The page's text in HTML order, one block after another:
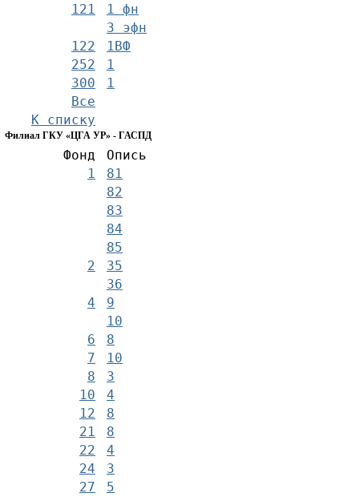
121
1 фн
3 эфн
122
1ВФ
252
1
300
1
Все
К списку
Филиал ГКУ «ЦГА УР» - ГАСПД
Фонд
Опись
1
81
82
83
84
85
2
35
36
4
9
10
6
8
7
10
8
3
10
4
12
8
21
8
22
4
24
3
27
5